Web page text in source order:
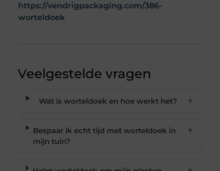
https://vendrigpackaging.com/386-
worteldoek
Veelgestelde vragen
Wat is worteldoek en hoe werkt het? ▼
Bespaar ik echt tijd met worteldoek in
mijn tuin?
▼